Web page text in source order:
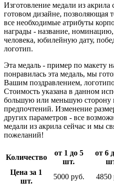
Изготовление медали из акрила
готовом дизайне, позволяющая
все необходимые атрибуты
награды - название, номинацию,
человека, юбилейную дату,
логотип.
Эта медаль - пример по макету
понравилась эта медаль, мы
Вашим поздравлением,
Стоимость указана в данном
большую или меньшую сторону
предпочтений. Изменение
других параметров - все
медали из акрила сейчас и мы
пожеланий!
Количество
от 1 до 5
шт.
от 6
Цена за 1
шт.
5000 руб. 4850